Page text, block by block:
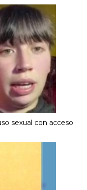
sexual con acceso